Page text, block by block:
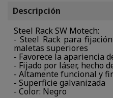
Descripción
Steel Rack SW Motech:
- Steel Rack para
maletas superiores
- Favorece la apariencia
- Fijado por láser, hecho
- Altamente funcional y
- Superficie galvanizada
- Color: Negro